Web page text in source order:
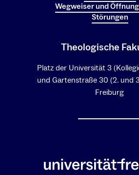
Wegweiser und
Störungen
Theologische
Platz der Universität 3
und Gartenstraße 30 (2. und
Freiburg